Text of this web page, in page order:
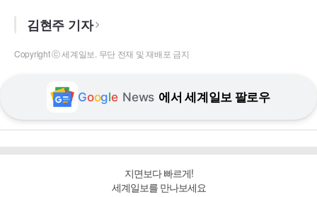
김현주 기자
Copyright ⓒ 세계일보. 무단 전재 및 재배포 금지
Google News 에서 세계일보 팔로우
지면보다 빠르게!
세계일보를 만나보세요